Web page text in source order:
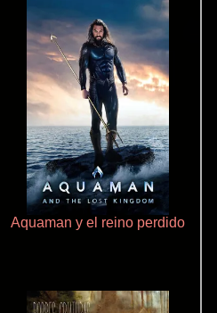
Aquaman y el reino perdido